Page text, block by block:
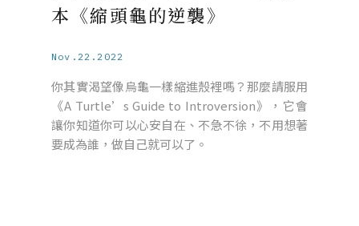
本《縮頭龜的逆襲》
Nov.22.2022
你其實渴望像烏龜一樣縮進殼裡嗎？那麼請服用
《A Turtle’s Guide to Introversion》，它會
讓你知道你可以心安自在、不急不徐，不用想著
要成為誰，做自己就可以了。